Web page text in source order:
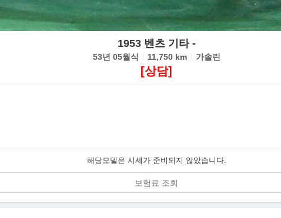
1953 벤츠 기타 -
53년 05월식 11,750 km 가솔린
[상담]
해당모델은 시세가 준비되지 않았습니다.
보험료 조회